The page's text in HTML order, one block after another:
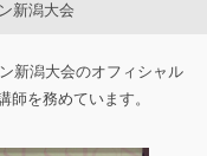
新潟大会
新潟大会のオフィシャル
を務めています。